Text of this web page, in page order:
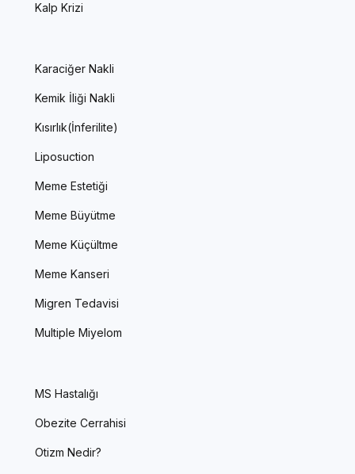
Kalp Krizi
Karaciğer Nakli
Kemik İliği Nakli
Kısırlık(İnferilite)
Liposuction
Meme Estetiği
Meme Büyütme
Meme Küçültme
Meme Kanseri
Migren Tedavisi
Multiple Miyelom
MS Hastalığı
Obezite Cerrahisi
Otizm Nedir?